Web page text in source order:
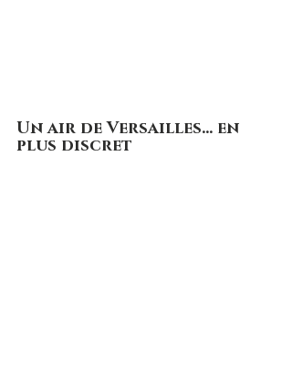
Un air de Versailles… en
plus discret